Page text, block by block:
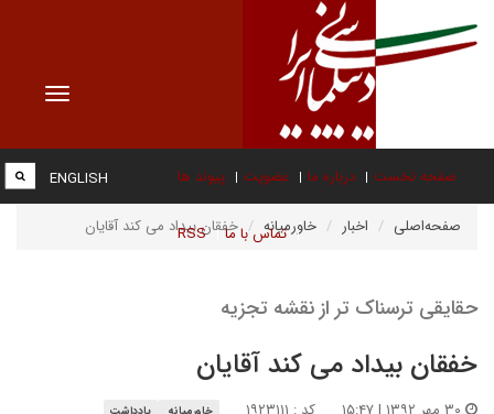
Toggle
صفحه نخست درباره ما عضویت پیوند ها
تماس با ما RSS
ENGLISH
صفحه‌اصلی اخبار خاورمیانه خفقان بیداد می کند آقایان
حقایقی ترسناک تر از نقشه تجزیه
خفقان بیداد می کند آقایان